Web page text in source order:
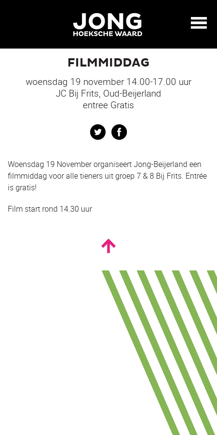
FILMMIDDAG
woensdag 19 november 14.00-17.00 uur
JC Bij Frits, Oud-Beijerland
entree Gratis
Twitter
Woensdag 19 November organiseert Jong-Beijerland een
filmmiddag voor alle tieners uit groep 7 & 8 Bij Frits. Entrée
is gratis!
Film start rond 14.30 uur